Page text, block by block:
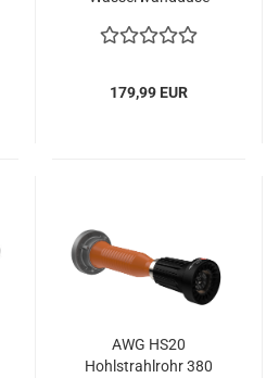
1400l
179,99 EUR
AWG HS20
Hohlstrahlrohr 380